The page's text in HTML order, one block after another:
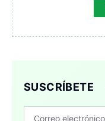
SUSCRÍBETE